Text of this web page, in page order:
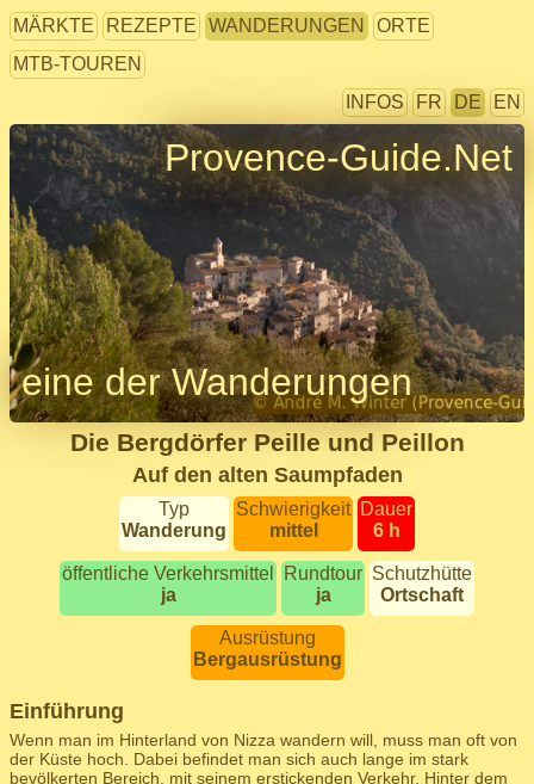
MÄRKTE REZEPTE WANDERUNGEN
ORTE
MTB-TOUREN
INFOS
FR DE EN
Provence-Guide.Net
eine der Wanderungen
Die Bergdörfer Peille und Peillon
Auf den alten Saumpfaden
Typ
Wanderung
Schwierigkeit
mittel
Dauer
6 h
öffentliche Verkehrsmittel
ja
Rundtour
ja
Schutzhütte
Ortschaft
Ausrüstung
Bergausrüstung
Einführung
Wenn man im Hinterland von Nizza wandern will, muss man oft von
der Küste hoch. Dabei befindet man sich auch lange im stark
bevölkerten Bereich, mit seinem erstickenden Verkehr. Hinter dem